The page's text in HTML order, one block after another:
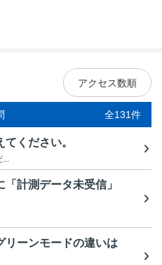
アクセス数順
全131件
ください。
計測データ未受信」
リーンモードの違いは